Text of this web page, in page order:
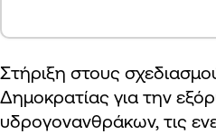
Στήριξη στους
Δημοκρατίας για την
υδρογονανθράκων, τις